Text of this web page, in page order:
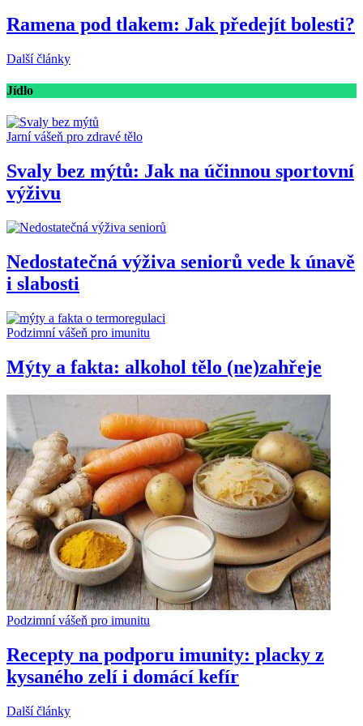
Ramena pod tlakem: Jak předejít bolesti?
Další články
Jídlo
Jarní vášeň pro zdravé tělo
Svaly bez mýtů: Jak na účinnou sportovní
výživu
Nedostatečná výživa seniorů vede k únavě
i slabosti
Podzimní vášeň pro imunitu
Mýty a fakta: alkohol tělo (ne)zahřeje
Podzimní vášeň pro imunitu
Recepty na podporu imunity: placky z
kysaného zelí i domácí kefír
Další články